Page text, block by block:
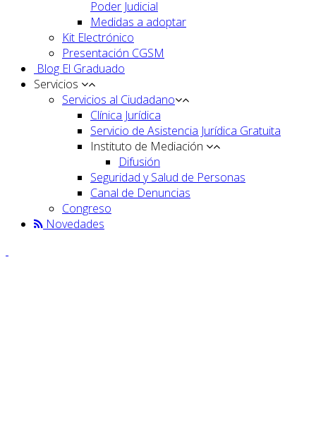
Poder Judicial
Medidas a adoptar
Kit Electrónico
Presentación CGSM
Blog El Graduado
Servicios
Servicios al Ciudadano
Clínica Jurídica
Servicio de Asistencia Jurídica Gratuita
Instituto de Mediación
Difusión
Seguridad y Salud de Personas
Canal de Denuncias
Congreso
Novedades